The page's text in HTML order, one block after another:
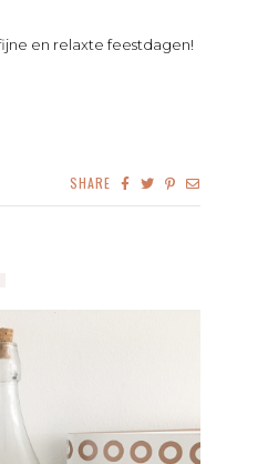
en relaxte feestdagen!
SHARE